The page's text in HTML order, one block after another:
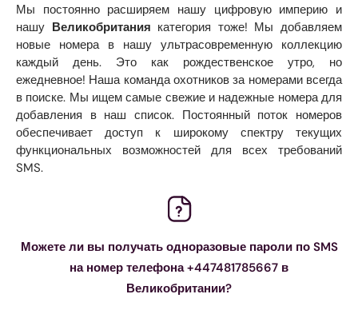
Мы постоянно расширяем нашу цифровую империю и
нашу Великобритания категория тоже! Мы добавляем
новые номера в нашу ультрасовременную коллекцию
каждый день. Это как рождественское утро, но
ежедневное! Наша команда охотников за номерами всегда
в поиске. Мы ищем самые свежие и надежные номера для
добавления в наш список. Постоянный поток номеров
обеспечивает доступ к широкому спектру текущих
функциональных возможностей для всех требований
SMS.
Можете ли вы получать одноразовые пароли по SMS
на номер телефона +447481785667 в
Великобритании?